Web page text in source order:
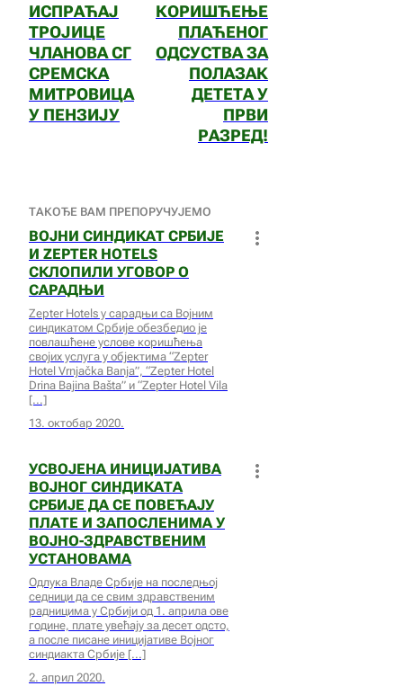
ИСПРАЋАЈ
ТРОЈИЦЕ
ЧЛАНОВА СГ
СРЕМСКА
МИТРОВИЦА
У ПЕНЗИЈУ
КОРИШЋЕЊЕ
ПЛАЋЕНОГ
ОДСУСТВА ЗА
ПОЛАЗАК
ДЕТЕТА У
ПРВИ
РАЗРЕД!
ТАКОЂЕ ВАМ ПРЕПОРУЧУЈЕМО
ВОЈНИ СИНДИКАТ СРБИЈЕ
И ZEPTER HOTELS
СКЛОПИЛИ УГОВОР О
САРАДЊИ
Zepter Hotels у сарадњи са Војним
синдикатом Србије обезбедио је
повлашћене условe коришћења
својих услуга у објектима “Zepter
Hotel Vrnjačka Banja”, “Zepter Hotel
Drina Bajina Bašta” и “Zepter Hotel Vila
13. октобар 2020.
УСВОЈЕНА ИНИЦИЈАТИВА
ВОЈНОГ СИНДИКАТА
СРБИЈЕ ДА СЕ ПОВЕЋАЈУ
ПЛАТЕ И ЗАПОСЛЕНИМА У
ВОЈНО-ЗДРАВСТВЕНИМ
УСТАНОВАМА
Одлука Владе Србије на последњој
седници да се свим здравственим
радницима у Србији од 1. априла ове
године, плате увећају за десет одсто,
а после писане иницијативе Војног
синдиакта Србије
2. април 2020.